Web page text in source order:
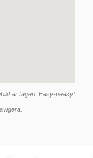
är tagen. Easy-peasy!